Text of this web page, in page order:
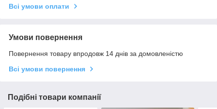
Всі умови оплати
Умови повернення
Повернення товару впродовж 14 днів за домовленістю
Всі умови повернення
Подібні товари компанії